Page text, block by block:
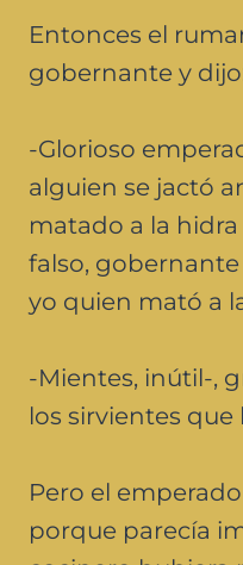
Entonces el
gobernante y
-Glorioso
alguien se jactó
matado a la hidra
falso,
yo quien mató a
-Mientes, inútil-,
los sirvientes que
Pero el
porque parecía